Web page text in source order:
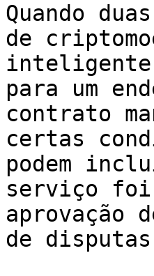
Quando
de
inteligente
para um
contrato
certas
podem
serviço foi
aprovação
de